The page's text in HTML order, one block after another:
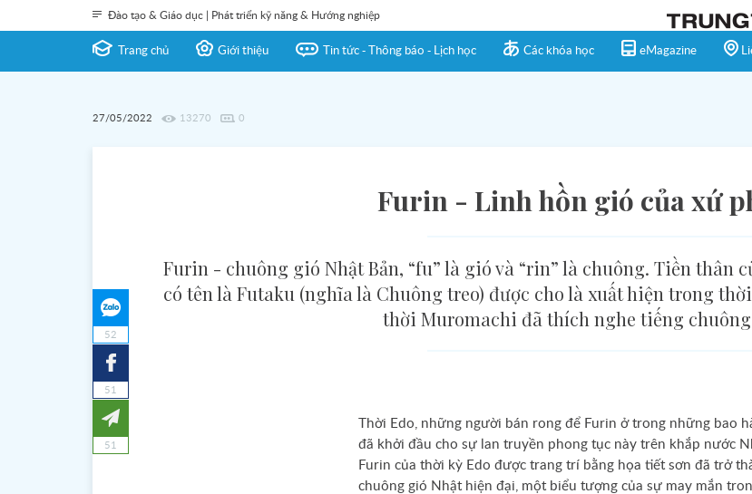
Đào tạo & Giáo dục | Phát triển kỹ năng & Hướng nghiệp
Trang chủ Giới thiệu Tin tức - Thông báo - Lịch học Các khóa học eMagazine
27/05/2022 13270 0
Furin - Linh hồn gió của xứ
Furin - chuông gió Nhật Bản, “fu” là gió và “rin” là chuông. Tiền thân
có tên là Futaku (nghĩa là Chuông treo) được cho là xuất hiện trong
thời Muromachi đã thích nghe tiếng
Thời Edo, những người bán rong để Furin ở trong những bao
đã khởi đầu cho sự lan truyền phong tục này trên khắp nước
Furin của thời kỳ Edo được trang trí bằng họa tiết sơn đã trở
chuông gió Nhật hiện đại, một biểu tượng của sự may mắn
52
51
51